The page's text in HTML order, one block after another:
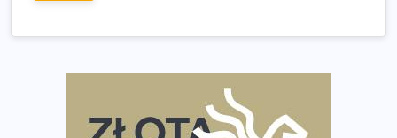
Praska 5k Run gospodarzem Mistrzostw Polski
Największy Bieg Powstania Warszawskiego w historii.
Ponad 12 tysięcy uczestników pobiegło dla Bohaterów!
Tętno vs tempo – czym kierować się w bieganiu?